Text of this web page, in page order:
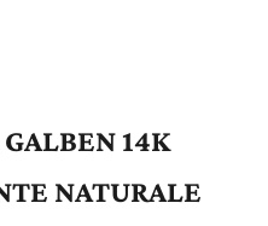
14K
NATURALE